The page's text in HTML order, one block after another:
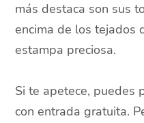
más destaca son sus
encima de los tejados
estampa preciosa.
Si te apetece, puedes
con entrada gratuita.